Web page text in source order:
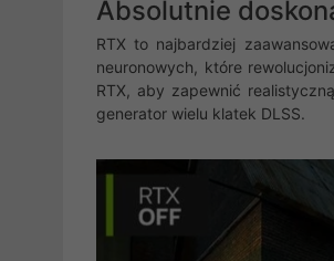
Absolutnie
RTX to najbardziej
neuronowych, które
RTX, aby zapewnić
generator wielu klatek DLSS.